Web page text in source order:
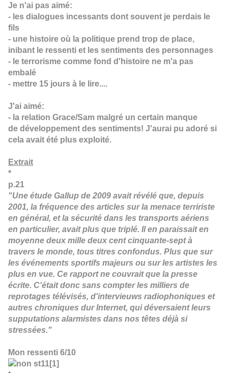
Je n'ai pas aimé:
- les dialogues incessants dont souvent je perdais le
fils
- une histoire où la politique prend trop de place,
inibant le ressenti et les sentiments des personnages
- le terrorisme comme fond d'histoire ne m'a pas
embalé
- mettre 15 jours à le lire....
J'ai aimé:
- la relation Grace/Sam malgré un certain manque
de développement des sentiments! J'aurai pu adoré si
cela avait été plus exploité.
Extrait
*
p.21
"Une étude Gallup de 2009 avait révélé que, depuis
2001, la fréquence des articles sur la menace terririste
en général, et la sécurité dans les transports aériens
en particulier, avait plus que triplé. Il en paraissait en
moyenne deux mille deux cent cinquante-sept à
travers le monde, tous titres confondus. Plus que sur
les événements sportifs majeurs ou sur les artistes les
plus en vue. Ce rapport ne couvrait que la presse
écrite. C'était donc sans compter les milliers de
reprotages télévisés, d'intervieuws radiophoniques et
autres chroniques dur Internet, qui déversaient leurs
supputations alarmistes dans nos têtes déjà si
stressées."
Mon ressenti 6/10